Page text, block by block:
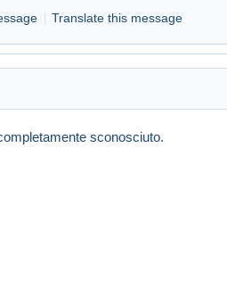
Translate this message
sconosciuto.